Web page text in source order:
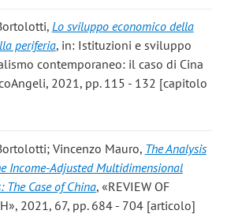
, Lo sviluppo economico della
periferia, in: Istituzioni e sviluppo
contemporaneo: il caso di Cina
2021, pp. 115 - 132 [capitolo
Vincenzo Mauro, The Analysis
Income-Adjusted Multidimensional
The Case of China, «REVIEW OF
2021, 67, pp. 684 - 704 [articolo]